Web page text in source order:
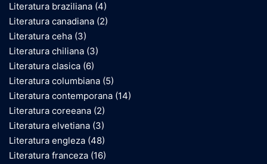
Literatura braziliana (4)
Literatura canadiana (2)
Literatura ceha (3)
Literatura chiliana (3)
Literatura clasica (6)
Literatura columbiana (5)
Literatura contemporana (14)
Literatura coreeana (2)
Literatura elvetiana (3)
Literatura engleza (48)
Literatura franceza (16)